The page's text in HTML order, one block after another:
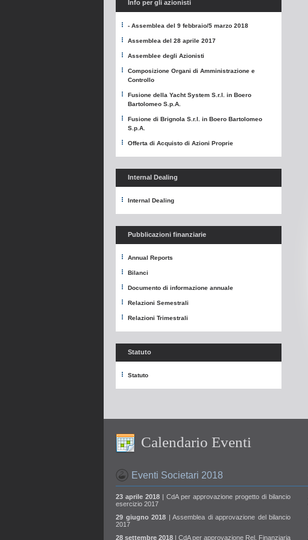
Info per gli azionisti
- Assemblea del 9 febbraio/5 marzo 2018
Assemblea del 28 aprile 2017
Assemblee degli Azionisti
Composizione Organi di Amministrazione e
Controllo
Fusione della Yacht System S.r.l. in Boero
Bartolomeo S.p.A.
Fusione di Brignola S.r.l. in Boero Bartolomeo
S.p.A.
Offerta di Acquisto di Azioni Proprie
Internal Dealing
Internal Dealing
Pubblicazioni finanziarie
Annual Reports
Bilanci
Documento di informazione annuale
Relazioni Semestrali
Relazioni Trimestrali
Statuto
Statuto
Calendario Eventi
Eventi Societari 2018
23 aprile 2018 | CdA per approvazione progetto di bilancio
esercizio 2017
29 giugno 2018 | Assemblea di approvazione del bilancio
2017
28 settembre 2018 | CdA per approvazione Rel. Finanziaria